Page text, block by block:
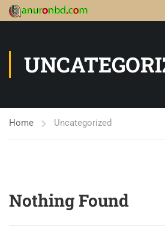
Home Uncategorized
Nothing Found